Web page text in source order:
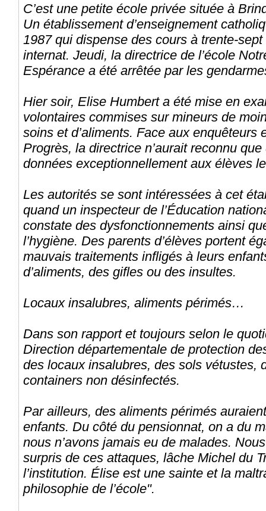
C’est une petite école privée située à
Un établissement d’enseignement
1987 qui dispense des cours à trente-sept
internat. Jeudi, la directrice de l’école
Espérance a été arrêtée par les
Hier soir, Elise Humbert a été mise en
volontaires commises sur mineurs de
soins et d’aliments. Face aux enquêteurs
Progrès, la directrice n’aurait reconnu
données exceptionnellement aux élèves
Les autorités se sont intéressées à cet
quand un inspecteur de l’Éducation
constate des dysfonctionnements ainsi
l’hygiène. Des parents d’élèves portent
mauvais traitements infligés à leurs
d’aliments, des gifles ou des insultes.
Locaux insalubres, aliments périmés…
Dans son rapport et toujours selon le
Direction départementale de protection
des locaux insalubres, des sols vétustes,
containers non désinfectés.
Par ailleurs, des aliments périmés
enfants. Du côté du pensionnat, on a du
nous n’avons jamais eu de malades.
surpris de ces attaques, lâche Michel du
l’institution. Élise est une sainte et la
philosophie de l’école".